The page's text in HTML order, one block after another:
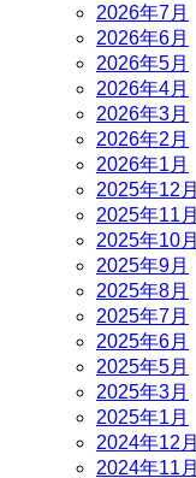
2026年7月
2026年6月
2026年5月
2026年4月
2026年3月
2026年2月
2026年1月
2025年12月
2025年11月
2025年10月
2025年9月
2025年8月
2025年7月
2025年6月
2025年5月
2025年3月
2025年1月
2024年12月
2024年11月